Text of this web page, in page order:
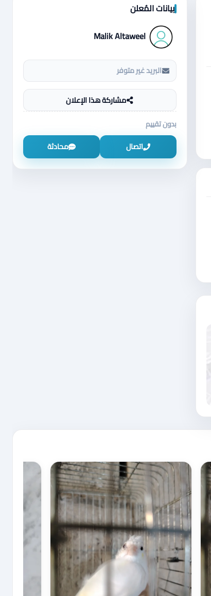
بيانات المُعلن
Malik Altaweel
البريد غير متوفر
مشاركة هذا الإعلان
بدون تقييم
اتصال
محادثة